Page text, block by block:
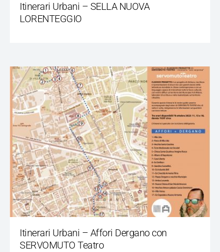
Itinerari Urbani – SELLA NUOVA
LORENTEGGIO
Itinerari Urbani – Affori Dergano con
SERVOMUTO Teatro